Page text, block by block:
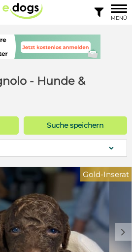

MENÜ
- Hunde &
Suche speichern
d
Gold-Inserat